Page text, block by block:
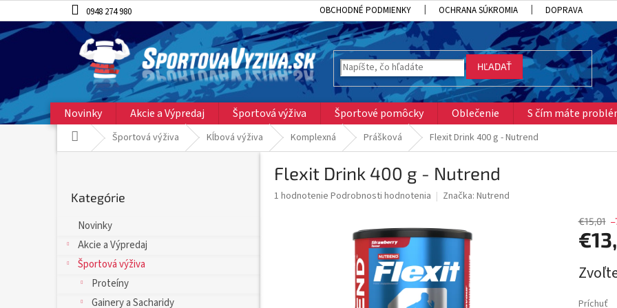
na
obsah
0948 274 980 OBCHODNÉ PODMIENKY OCHRANA SÚKROMIA DOPRAVA
HĽADAŤ
Novinky Akcie a Výpredaj Športová výživa Športové pomôcky Oblečenie S čím máte
DomovŠportová výživa Kĺbová výživa Komplexná Prášková Flexit Drink 400 g - Nutrend
kategórie
Kategórie
Novinky
Akcie a Výpredaj
Športová výživa
Proteíny
Gainery a Sacharidy
Flexit Drink 400 g - Nutrend
Priemerné
1 hodnotenie Podrobnosti hodnotenia Značka: Nutrend
€15,01
cena:
Príchuť